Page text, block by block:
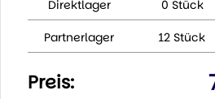
Direktlager 0 Stück
Partnerlager 12 Stück
Preis: